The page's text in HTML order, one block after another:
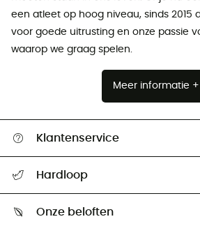
een atleet op hoog niveau, sinds 2015
voor goede uitrusting en onze passie
waarop we graag spelen.
Meer informatie +
Klantenservice
Mijn zending volgen
Retourzendingen & Terugbetalingen
Hardloop
Onze beloften